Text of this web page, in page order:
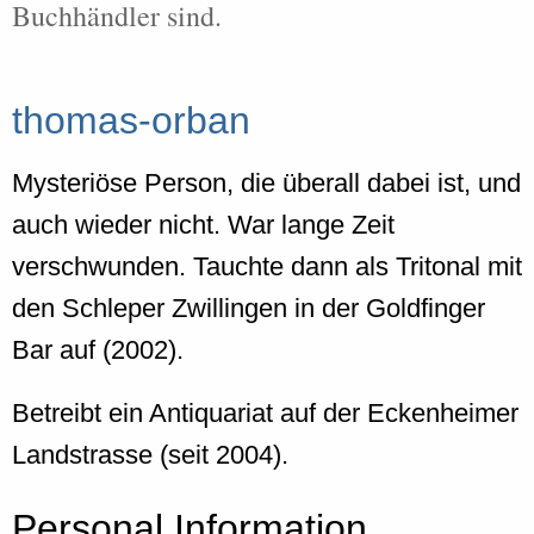
Buchhändler sind.
thomas-orban
Mysteriöse Person, die überall dabei ist, und
auch wieder nicht. War lange Zeit
verschwunden. Tauchte dann als Tritonal mit
den Schleper Zwillingen in der Goldfinger
Bar auf (2002).
Betreibt ein Antiquariat auf der Eckenheimer
Landstrasse (seit 2004).